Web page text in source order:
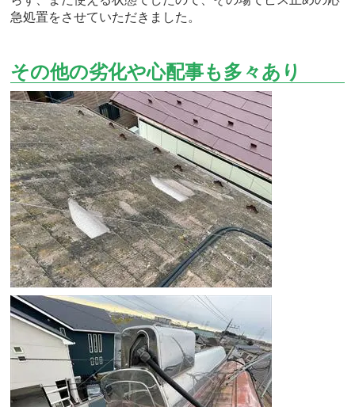
急処置をさせていただきました。
その他の劣化や心配事も多々あり